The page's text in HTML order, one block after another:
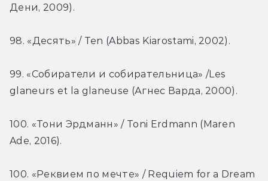
Дени, 2009).
98. «Десять» / Ten (Abbas Kiarostami, 2002).
99. «Собиратели и собирательница» /Les
glaneurs et la glaneuse (Агнес Варда, 2000).
100. «Тони Эрдманн» / Toni Erdmann (Maren
Ade, 2016).
100. «Реквием по мечте» / Requiem for a Dream